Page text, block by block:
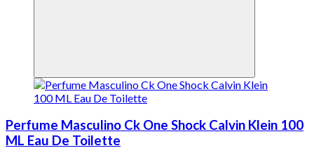
Perfume Masculino Ck One Shock Calvin Klein 100
ML Eau De Toilette